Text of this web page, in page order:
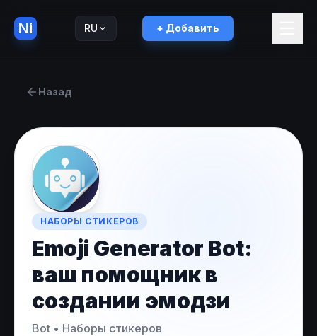
Ni RU + Добавить
Назад
НАБОРЫ СТИКЕРОВ
Emoji Generator Bot:
ваш помощник в
создании эмодзи
Bot • Наборы стикеров